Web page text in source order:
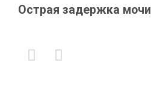
Острая задержка мочи
 